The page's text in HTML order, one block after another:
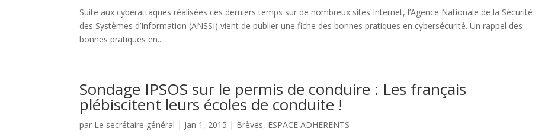
Suite aux cyberattaques réalisées ces derniers temps sur de nombreux sites Internet, l’Agence Nationale de la Sécurité
des Systèmes d’Information (ANSSI) vient de publier une fiche des bonnes pratiques en cybersécurité. Un rappel des
bonnes pratiques en...
Sondage IPSOS sur le permis de conduire : Les français
plébiscitent leurs écoles de conduite !
par Le secrétaire général | Jan 1, 2015 | Brèves, ESPACE ADHERENTS